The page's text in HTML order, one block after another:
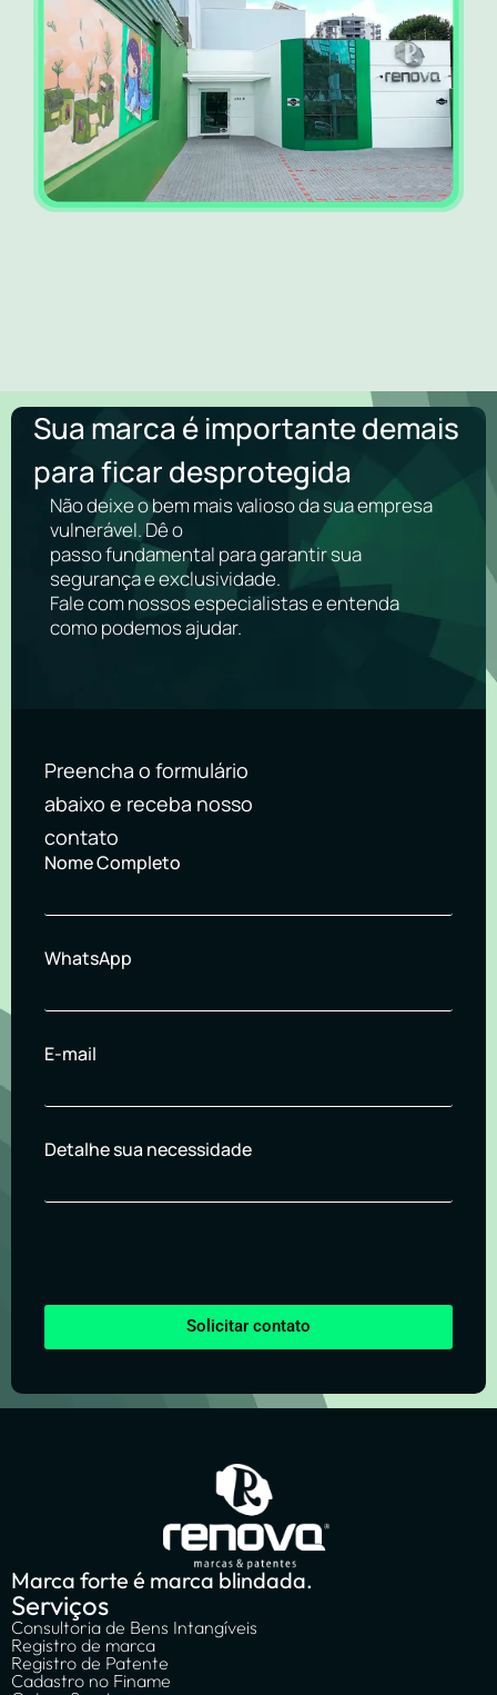
Sua marca é importante demais
para ficar desprotegida
Não deixe o bem mais valioso da sua empresa
vulnerável. Dê o
passo fundamental para garantir sua
segurança e exclusividade.
Fale com nossos especialistas e entenda
como podemos ajudar.
Preencha o formulário
abaixo e receba nosso
contato
Nome Completo
WhatsApp
E-mail
Detalhe sua necessidade
Solicitar contato
Marca forte é marca blindada.
Serviços
Consultoria de Bens Intangíveis
Registro de marca
Registro de Patente
Cadastro no Finame